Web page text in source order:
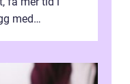
med